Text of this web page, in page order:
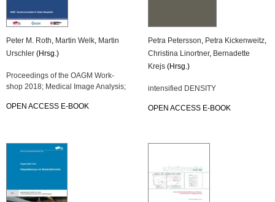
Peter M. Roth, Mar­tin Welk, Mar­tin
Ur­sch­ler (Hrsg.)
Pro­cee­dings of the OAGM Work­
shop 2018; Me­di­cal Image Ana­ly­sis;
OPEN AC­CESS E-BOOK
Petra Pe­ters­son, Petra Ki­cken­weitz,
Chris­ti­na Li­n­ort­ner, Ber­na­det­te
Krejs (Hrsg.)
in­ten­si­fied DEN­SI­TY
OPEN AC­CESS E-BOOK